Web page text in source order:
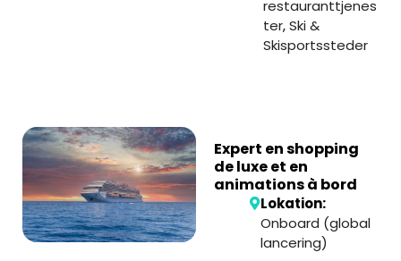
restauranttjenes
ter,Ski &
Skisportssteder
Expert en shopping
de luxe et en
animations à bord
Lokation:
Onboard (global
lancering)